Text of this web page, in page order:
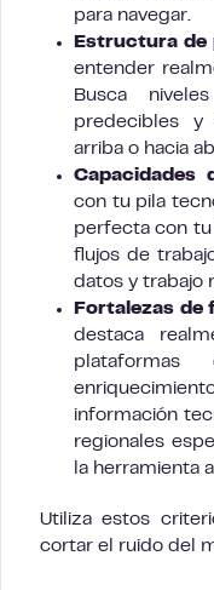
para navegar.
Estructura de
entender
Busca
predecibles y
arriba o hacia
Capacidades
con tu pila
perfecta con tu
flujos de
datos y trabajo
Fortalezas de
destaca
información
regionales
la herramienta
Utiliza estos
cortar el ruido del